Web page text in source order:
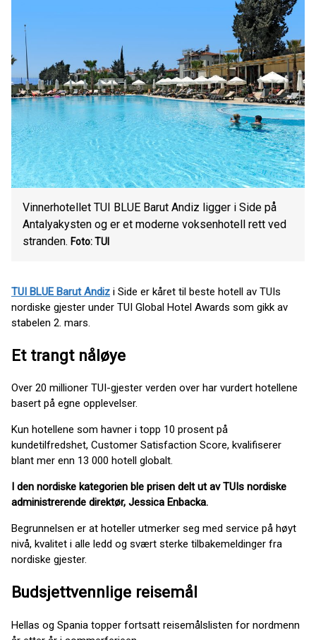
Vinnerhotellet TUI BLUE Barut Andiz ligger i Side på
Antalyakysten og er et moderne voksenhotell rett ved
stranden. Foto: TUI
TUI BLUE Barut Andiz i Side er kåret til beste hotell av TUIs
nordiske gjester under TUI Global Hotel Awards som gikk av
stabelen 2. mars.
Et trangt nåløye
Over 20 millioner TUI-gjester verden over har vurdert hotellene
basert på egne opplevelser.
Kun hotellene som havner i topp 10 prosent på
kundetilfredshet, Customer Satisfaction Score, kvalifiserer
blant mer enn 13 000 hotell globalt.
I den nordiske kategorien ble prisen delt ut av TUIs nordiske
administrerende direktør, Jessica Enbacka.
Begrunnelsen er at hoteller utmerker seg med service på høyt
nivå, kvalitet i alle ledd og svært sterke tilbakemeldinger fra
nordiske gjester.
Budsjettvennlige reisemål
Hellas og Spania topper fortsatt reisemålslisten for nordmenn